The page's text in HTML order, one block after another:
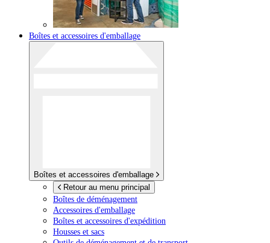
Boîtes et accessoires d'emballage
Boîtes et accessoires d'emballage
Retour au menu principal
Boîtes de déménagement
Accessoires d'emballage
Boîtes et accessoires d'expédition
Housses et sacs